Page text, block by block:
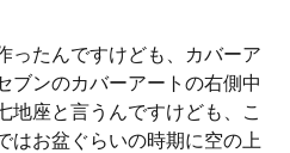
ったんですけども、カバーア
ブンのカバーアートの右側中
地座と言うんですけども、こ
はお盆ぐらいの時期に空の上